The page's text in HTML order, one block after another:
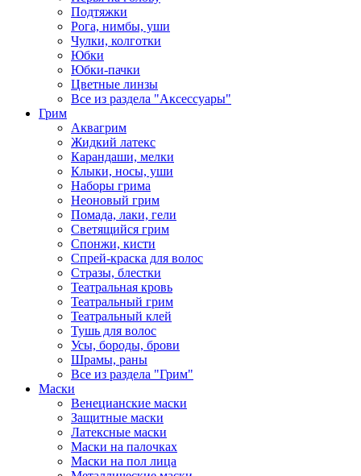
Подтяжки
Рога, нимбы, уши
Чулки, колготки
Юбки
Юбки-пачки
Цветные линзы
Все из раздела "Аксессуары"
Грим
Аквагрим
Жидкий латекс
Карандаши, мелки
Клыки, носы, уши
Наборы грима
Неоновый грим
Помада, лаки, гели
Светящийся грим
Спонжи, кисти
Спрей-краска для волос
Стразы, блестки
Театральная кровь
Театральный грим
Театральный клей
Тушь для волос
Усы, бороды, брови
Шрамы, раны
Все из раздела "Грим"
Маски
Венецианские маски
Защитные маски
Латексные маски
Маски на палочках
Маски на пол лица